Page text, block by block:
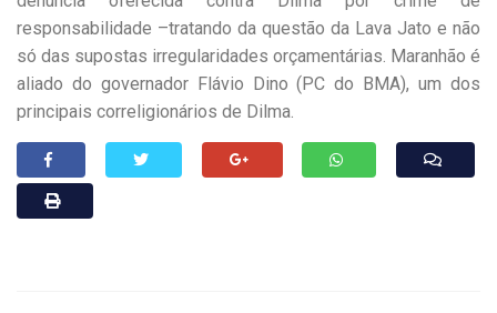
responsabilidade –tratando da questão da Lava Jato e não
só das supostas irregularidades orçamentárias. Maranhão é
aliado do governador Flávio Dino (PC do B­MA), um dos
principais correligionários de Dilma.